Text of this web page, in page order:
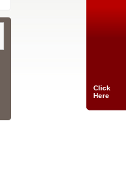
Click
Here